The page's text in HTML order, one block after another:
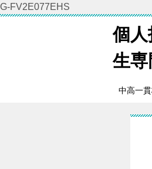
G-FV2E077EHS
個
生
中高一